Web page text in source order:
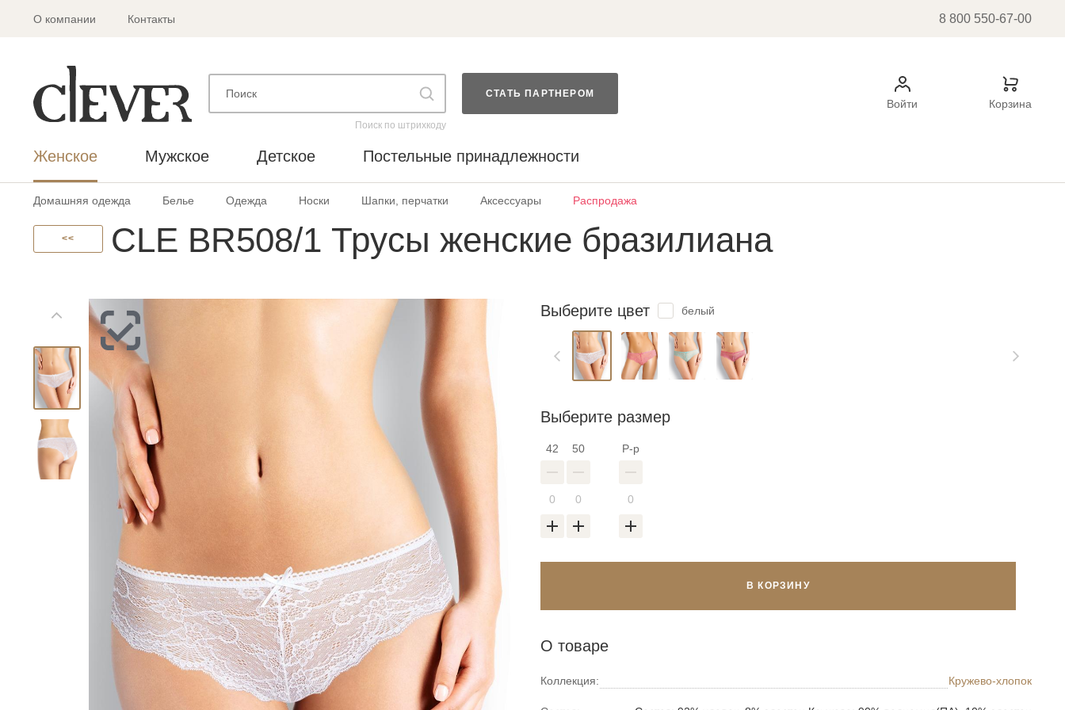
О компании Контакты 8 800 550-67-00
Поиск по штрихкоду
СТАТЬ ПАРТНЕРОМ
Войти Корзина
Женское Мужское Детское Постельные принадлежности
Домашняя одежда Белье Одежда Носки Шапки, перчатки Аксессуары Распродажа
<< CLE BR508/1 Трусы женские бразилиана
Выберите цвет белый
Выберите размер
42 50 Р-р
В КОРЗИНУ
О товаре
Коллекция: Кружево-хлопок